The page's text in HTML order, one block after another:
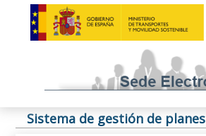
Sistema de gestión de